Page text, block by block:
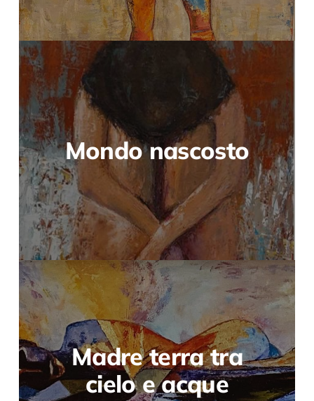
Mondo nascosto
Madre terra tra
cielo e acque